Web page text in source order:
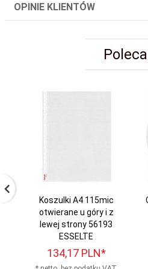
OPINIE KLIENTÓW
Koszulki A4 115mic
otwierane u góry i z
lewej strony 56193
ESSELTE
134,17 PLN*